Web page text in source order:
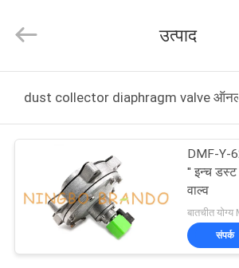
उत्पाद
हमारे
Reserved.
उत्पाद
dust collector diaphragm valve
DMF-Y-
'' इन्च
वाल्व
बातचीत योग्य
संपर्क